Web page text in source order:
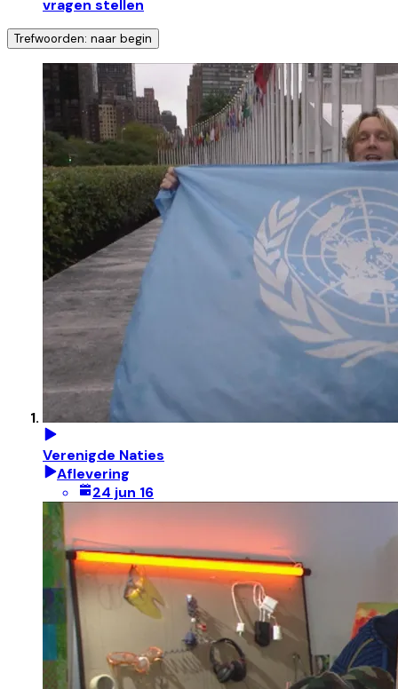
vragen stellen
Trefwoorden: naar begin
Verenigde Naties
Aflevering
24 jun 16